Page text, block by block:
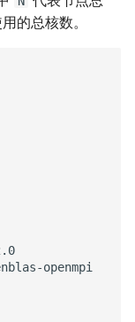
的总核数。